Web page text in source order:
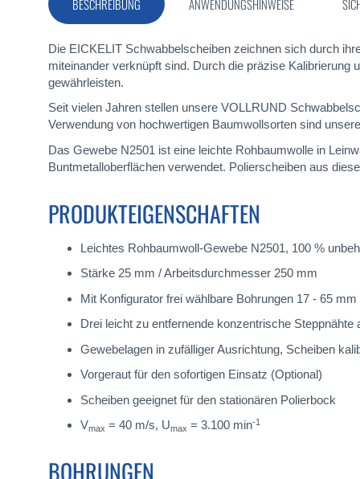
BESCHREIBUNG
Die EICKELIT Schwabbelscheiben zeichnen sich durch
miteinander verknüpft sind. Durch die präzise Kalibrierung
gewährleisten.
Seit vielen Jahren stellen unsere VOLLRUND
Verwendung von hochwertigen Baumwollsorten sind
Das Gewebe N2501 ist eine leichte Rohbaumwolle in
Buntmetalloberflächen verwendet. Polierscheiben aus
PRODUKTEIGENSCHAFTEN
Leichtes Rohbaumwoll-Gewebe N2501, 100 %
Stärke 25 mm / Arbeitsdurchmesser 250 mm
Mit Konfigurator frei wählbare Bohrungen 17 - 65 mm
Drei leicht zu entfernende konzentrische
Gewebelagen in zufälliger Ausrichtung, Scheiben
Vorgeraut für den sofortigen Einsatz (Optional)
Scheiben geeignet für den stationären Polierbock
Vmax = 40 m/s, Umax = 3.100 min-1
BOHRUNGEN
ANWENDUNGSHINWEISE